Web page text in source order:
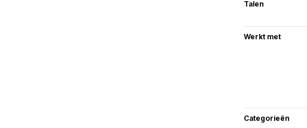
Talen
Werkt met
Categorieën